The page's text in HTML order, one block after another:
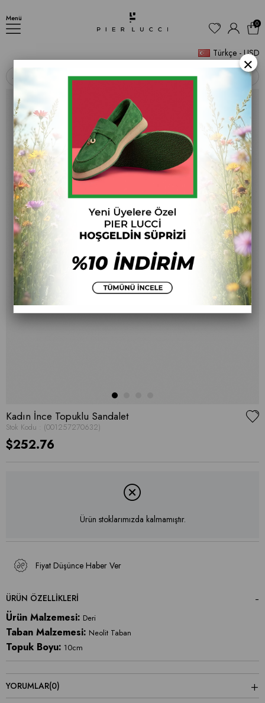
Menü
Türkçe - USD
0
‹ ›
Kadın İnce Topuklu Sandalet
Stok Kodu (001257270632)
$252.76
Ürün stoklarımızda kalmamıştır.
Fiyat Düşünce Haber Ver
ÜRÜN ÖZELLIKLERI
Ürün Malzemesi: Deri
Taban Malzemesi: Neolit Taban
Topuk Boyu: 10cm
YORUMLAR(0)
×